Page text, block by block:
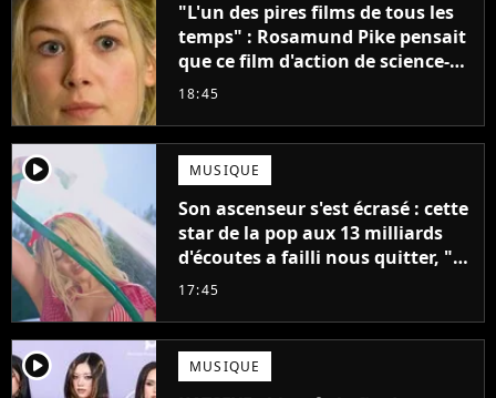
"L'un des pires films de tous les
temps" : Rosamund Pike pensait
que ce film d'action de science-
fiction avec Dwayne Johnson
18:45
player2 MUSIQUE
Son ascenseur s'est écrasé : cette
star de la pop aux 13 milliards
d'écoutes a failli nous quitter, "Je
pensais ne plus jamais chanter"
17:45
player2 MUSIQUE